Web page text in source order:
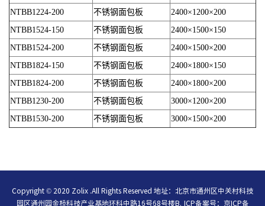
NTBB1224-200
不锈钢面包板
2400×1200×200
NTBB1524-150
不锈钢面包板
2400×1500×150
NTBB1524-200
不锈钢面包板
2400×1500×200
NTBB1824-150
不锈钢面包板
2400×1800×150
NTBB1824-200
不锈钢面包板
2400×1800×200
NTBB1230-200
不锈钢面包板
3000×1200×200
NTBB1530-200
不锈钢面包板 3000×1500×200
Copyright © 2020 Zolix .All Rights Reserved 地址：北京市通州区中关村科技
园区通州园金桥科技产业基地环科中路16号68号楼B.
ICP备案号： 京ICP备